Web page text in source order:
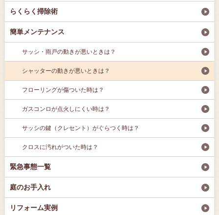
らくらく掃除術
簡単メンテナンス
サッシ・雨戸の動きが悪いときは？
シャッターの動きが悪いときは？
フローリングが傷ついた時は？
ガスコンロが点火しにくい時は？
サッシの鍵（クレセント）がぐらつく時は？
クロスに汚れがついた時は？
緊急事態一覧
庭のお手入れ
リフォーム実例